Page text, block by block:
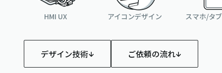
HMI UX アイコンデザイン スマホ/タ
デザイン技術 ご依頼の流れ